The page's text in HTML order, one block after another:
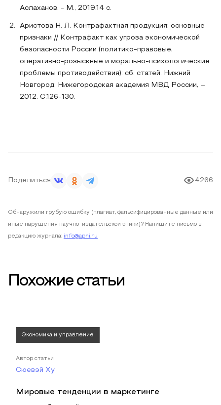
Аслаханов. - М., 2019.14 с.
Аристова Н. Л. Контрафактная продукция: основные
признаки // Контрафакт как угроза экономической
безопасности России (политико-правовые,
оперативно-розыскные и морально-психологические
проблемы противодействия): сб. статей. Нижний
Новгород: Нижегородская академия МВД России, –
2012. С.126-130.
Поделиться 4266
Обнаружили грубую ошибку (плагиат, фальсифицированные данные или
иные нарушения научно-издательской этики)? Напишите письмо в
редакцию журнала: info@apni.ru
Похожие статьи
Экономика и управление
Автор статьи
Сюевэй Ху
Мировые тенденции в маркетинге